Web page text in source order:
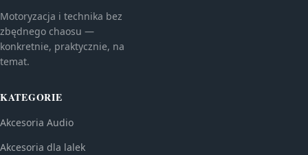
Motoryzacja i technika bez
zbędnego chaosu —
konkretnie, praktycznie, na
temat.
KATEGORIE
Akcesoria Audio
Akcesoria dla lalek